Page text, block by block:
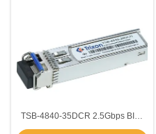
TSB-4840-35DCR 2.5Gbps BIDI
SFPトランシーバー マルチモード